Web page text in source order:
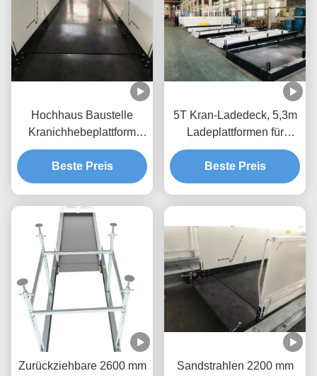
Hochhaus Baustelle
Kranichhebeplattform
Rückziehbar 2600mm
Breite MLP2600
Beste Preis
5T Kran-Ladedeck, 5,3m
Ladeplattformen für
Gebäude MLP3200-H
Beste Preis
Zurückziehbare 2600 mm
Sandstrahlen 2200 mm